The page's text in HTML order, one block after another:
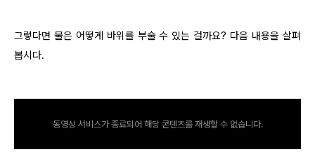
그렇다면 물은 어떻게 바위를 부술 수 있는 걸까요? 다음 내용을 살펴
봅시다.
동영상 서비스가 종료되어 해당 콘텐츠를 재생할 수 없습니다.